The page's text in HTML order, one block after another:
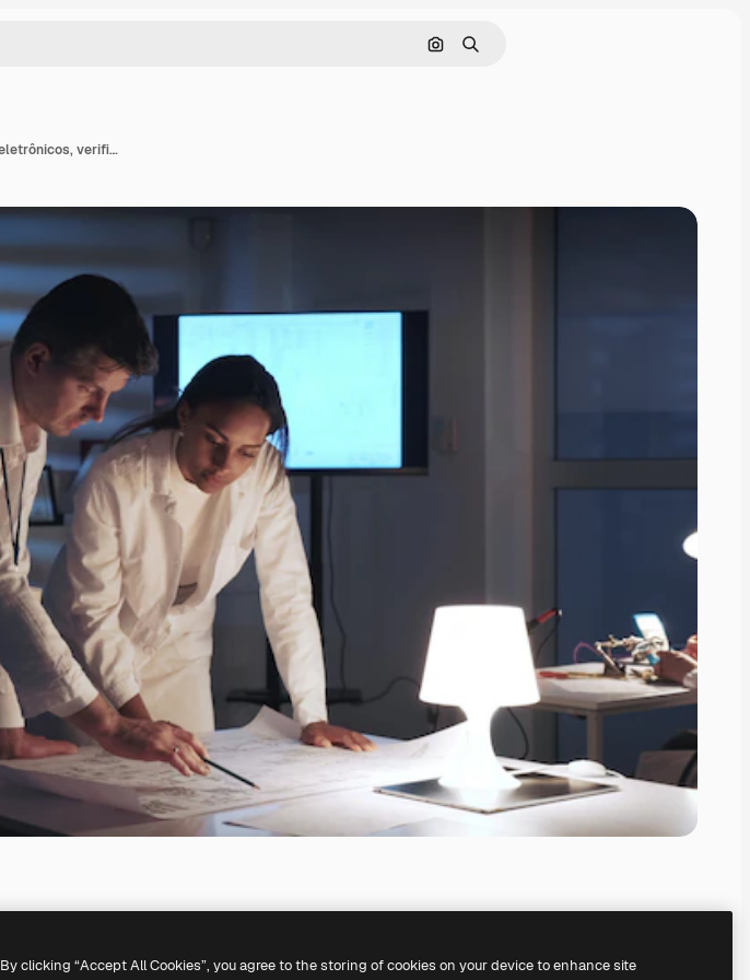
Pesquisar por imagem
Buscar
Meio close-up de dois engenheiros de desenvolvimento de eletrônicos, verificando o esquema de controle eletrônico em um laboratório moderno
By clicking “Accept All Cookies”, you agree to the storing of cookies on your device to enhance site